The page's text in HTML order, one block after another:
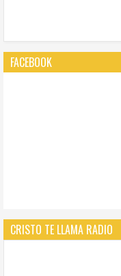
FACEBOOK
CRISTO TE LLAMA RADIO